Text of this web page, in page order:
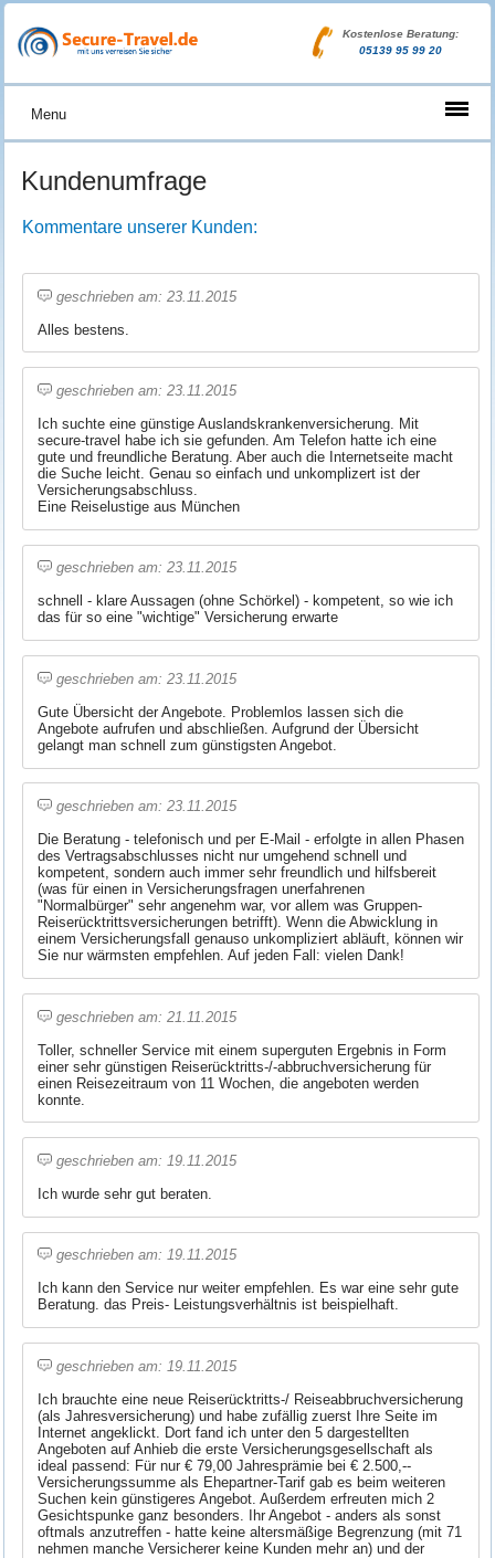
Kostenlose Beratung:
05139 95 99 20
Menu
Kundenumfrage
Kommentare unserer Kunden:
geschrieben am: 23.11.2015
Alles bestens.
geschrieben am: 23.11.2015
Ich suchte eine günstige Auslandskrankenversicherung. Mit
secure-travel habe ich sie gefunden. Am Telefon hatte ich eine
gute und freundliche Beratung. Aber auch die Internetseite macht
die Suche leicht. Genau so einfach und unkomplizert ist der
Versicherungsabschluss.
Eine Reiselustige aus München
geschrieben am: 23.11.2015
schnell - klare Aussagen (ohne Schörkel) - kompetent, so wie ich
das für so eine "wichtige" Versicherung erwarte
geschrieben am: 23.11.2015
Gute Übersicht der Angebote. Problemlos lassen sich die
Angebote aufrufen und abschließen. Aufgrund der Übersicht
gelangt man schnell zum günstigsten Angebot.
geschrieben am: 23.11.2015
Die Beratung - telefonisch und per E-Mail - erfolgte in allen Phasen
des Vertragsabschlusses nicht nur umgehend schnell und
kompetent, sondern auch immer sehr freundlich und hilfsbereit
(was für einen in Versicherungsfragen unerfahrenen
"Normalbürger" sehr angenehm war, vor allem was Gruppen-
Reiserücktrittsversicherungen betrifft). Wenn die Abwicklung in
einem Versicherungsfall genauso unkompliziert abläuft, können wir
Sie nur wärmsten empfehlen. Auf jeden Fall: vielen Dank!
geschrieben am: 21.11.2015
Toller, schneller Service mit einem superguten Ergebnis in Form
einer sehr günstigen Reiserücktritts-/-abbruchversicherung für
einen Reisezeitraum von 11 Wochen, die angeboten werden
konnte.
geschrieben am: 19.11.2015
Ich wurde sehr gut beraten.
geschrieben am: 19.11.2015
Ich kann den Service nur weiter empfehlen. Es war eine sehr gute
Beratung. das Preis- Leistungsverhältnis ist beispielhaft.
geschrieben am: 19.11.2015
Ich brauchte eine neue Reiserücktritts-/ Reiseabbruchversicherung
(als Jahresversicherung) und habe zufällig zuerst Ihre Seite im
Internet angeklickt. Dort fand ich unter den 5 dargestellten
Angeboten auf Anhieb die erste Versicherungsgesellschaft als
ideal passend: Für nur € 79,00 Jahresprämie bei € 2.500,--
Versicherungssumme als Ehepartner-Tarif gab es beim weiteren
Suchen kein günstigeres Angebot. Außerdem erfreuten mich 2
Gesichtspunke ganz besonders. Ihr Angebot - anders als sonst
oftmals anzutreffen - hatte keine altersmäßige Begrenzung (mit 71
nehmen manche Versicherer keine Kunden mehr an) und der